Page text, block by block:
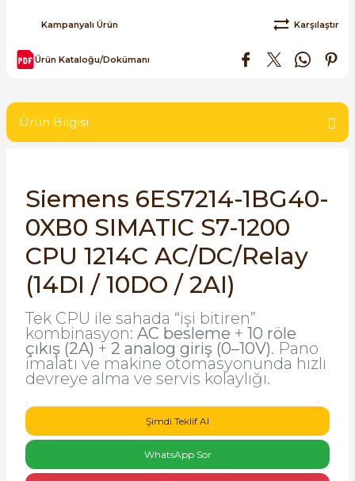
Taşıma Sistemleri - Spiral , Boru ,
- UPS
Şalterleri
Yol Vericiler
SIMATIC S7-400
SIRIUS SAFETY
WinCC Unified Runtime Yazılımları
Kampanyalı Ürün Karşılaştır
Ürün Kataloğu/Dokümanı
Ürün Bilgisi
Siemens 6ES7214-1BG40-
0XB0 SIMATIC S7-1200
CPU 1214C AC/DC/Relay
(14DI / 10DO / 2AI)
Tek CPU ile sahada “işi bitiren”
kombinasyon: AC besleme + 10 röle
çıkış (2A) + 2 analog giriş (0–10V). Pano
imalatı ve makine otomasyonunda hızlı
devreye alma ve servis kolaylığı.
Şimdi Teklif Al
WhatsApp Sor